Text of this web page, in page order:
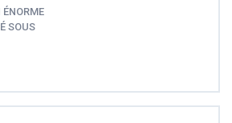
ÉNORME
SOUS